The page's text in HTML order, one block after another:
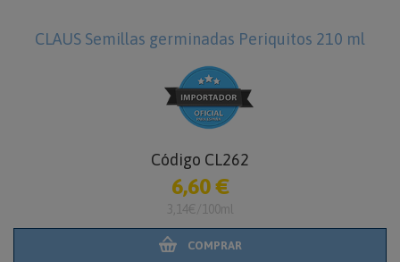
CLAUS Semillas germinadas Periquitos 210 ml
Código CL262
6,60 €
3,14€/100ml
COMPRAR